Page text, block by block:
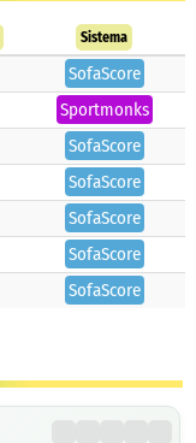
Sistema
SofaScore
Sportmonks
SofaScore
SofaScore
SofaScore
SofaScore
SofaScore